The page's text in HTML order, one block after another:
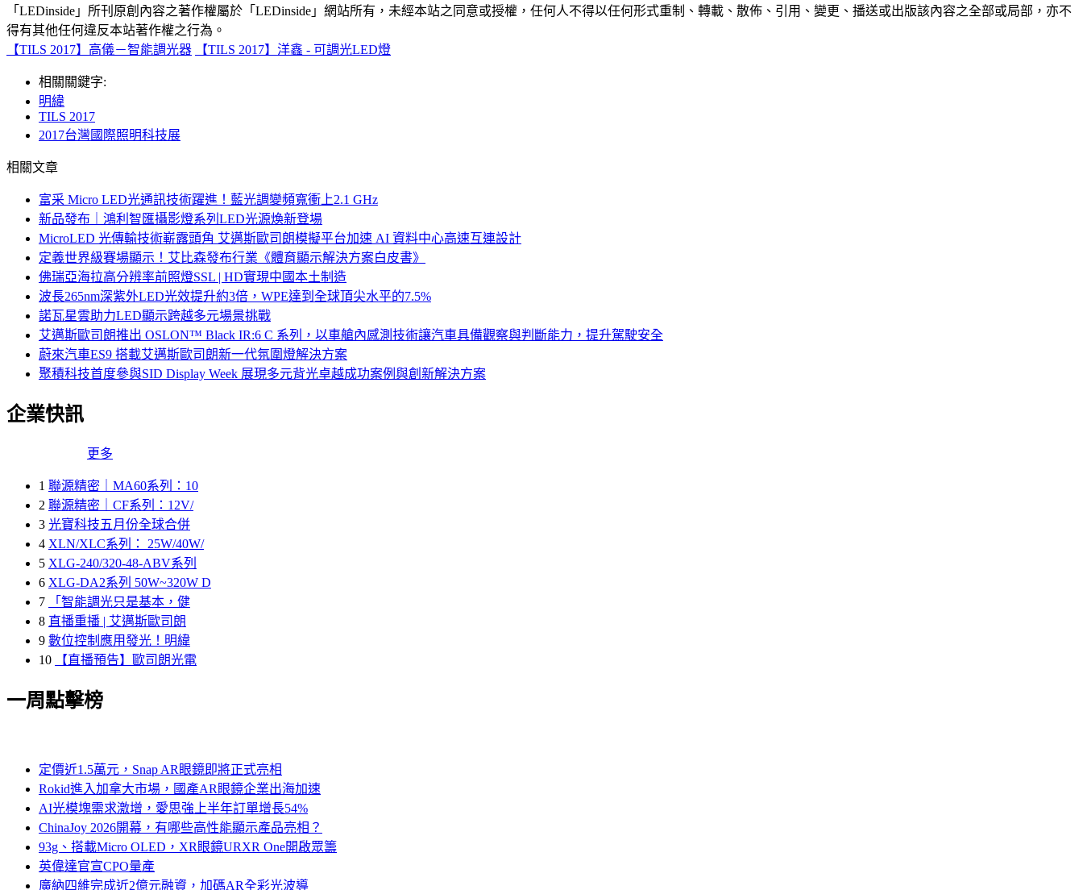
「LEDinside」所刊原創內容之著作權屬於「LEDinside」網站所有，未經本站之同意或授權，任何人不得以任何形式重制、轉載、散佈、引用、變更、播送或出版該內容之全部或局部，亦不
得有其他任何違反本站著作權之行為。
【TILS 2017】高儀－智能調光器
【TILS 2017】洋鑫 - 可調光LED燈
相關關鍵字:
明緯
TILS 2017
2017台灣國際照明科技展
相關文章
富采 Micro LED光通訊技術躍進！藍光調變頻寬衝上2.1 GHz
新品發布｜鴻利智匯攝影燈系列LED光源煥新登場
MicroLED 光傳輸技術嶄露頭角 艾邁斯歐司朗模擬平台加速 AI 資料中心高速互連設計
定義世界級賽場顯示！艾比森發布行業《體育顯示解決方案白皮書》
佛瑞亞海拉高分辨率前照燈SSL | HD實現中國本土制造
波長265nm深紫外LED光效提升約3倍，WPE達到全球頂尖水平的7.5%
諾瓦星雲助力LED顯示跨越多元場景挑戰
艾邁斯歐司朗推出 OSLON™ Black IR:6 C 系列，以車艙內感測技術讓汽車具備觀察與判斷能力，提升駕駛安全
蔚來汽車ES9 搭載艾邁斯歐司朗新一代氛圍燈解決方案
聚積科技首度參與SID Display Week 展現多元背光卓越成功案例與創新解決方案
企業快訊
更多
1 聯源精密｜MA60系列：10
2 聯源精密｜CF系列：12V/
3 光寶科技五月份全球合併
4 XLN/XLC系列： 25W/40W/
5 XLG-240/320-48-ABV系列
6 XLG-DA2系列 50W~320W D
7
「智能調光只是基本，健
8 直播重播 | 艾邁斯歐司朗
9 數位控制應用發光！明緯
10
【直播預告】歐司朗光電
一周點擊榜
定價近1.5萬元，Snap AR眼鏡即將正式亮相
Rokid進入加拿大市場，國產AR眼鏡企業出海加速
AI光模塊需求激增，愛思強上半年訂單增長54%
ChinaJoy 2026開幕，有哪些高性能顯示產品亮相？
93g、搭載Micro OLED，XR眼鏡URXR One開啟眾籌
英偉達官宣CPO量產
廣納四維完成近2億元融資，加碼AR全彩光波導